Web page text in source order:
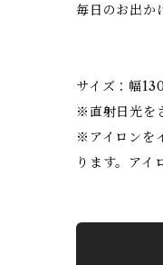
毎日のお出か
サイズ：幅
※直射日光を
※アイロンを
ります。アイ